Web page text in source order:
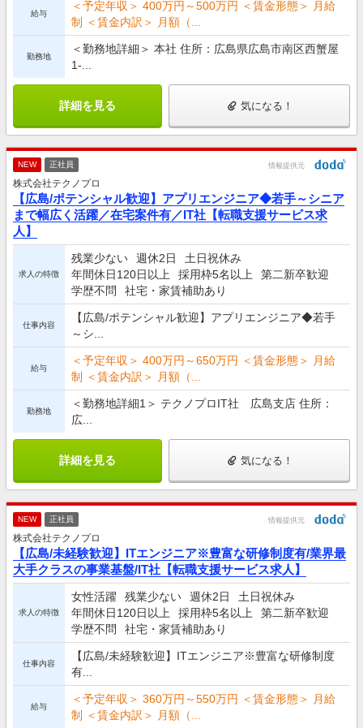
給与
＜予定年収＞ 400万円～500万円 ＜賃金形態＞ 月給
制 ＜賃金内訳＞ 月額（...
勤務地
＜勤務地詳細＞ 本社 住所：広島県広島市南区西蟹屋
1-...
詳細を見る 気になる！
NEW 正社員 情報提供元
株式会社テクノプロ
【広島/ポテンシャル歓迎】アプリエンジニア◆若手～シニア
まで幅広く活躍／在宅案件有／IT社【転職支援サービス求
人】
求人の特徴
残業少ない 週休2日
土日祝休み
年間休日120日以上
採用枠5名以上
第二新卒歓迎
学歴不問
社宅・家賃補助あり
仕事内容
【広島/ポテンシャル歓迎】アプリエンジニア◆若手
～シ...
給与
＜予定年収＞ 400万円～650万円 ＜賃金形態＞ 月給
制 ＜賃金内訳＞ 月額（...
勤務地
＜勤務地詳細1＞ テクノプロIT社 広島支店 住所：
広...
詳細を見る 気になる！
NEW 正社員 情報提供元
株式会社テクノプロ
【広島/未経験歓迎】ITエンジニア※豊富な研修制度有/業界最
大手クラスの事業基盤/IT社【転職支援サービス求人】
求人の特徴
女性活躍 残業少ない 週休2日
土日祝休み
年間休日120日以上
採用枠5名以上
第二新卒歓迎
学歴不問
社宅・家賃補助あり
仕事内容
【広島/未経験歓迎】ITエンジニア※豊富な研修制度
有...
給与
＜予定年収＞ 360万円～550万円 ＜賃金形態＞ 月給
制 ＜賃金内訳＞ 月額（...